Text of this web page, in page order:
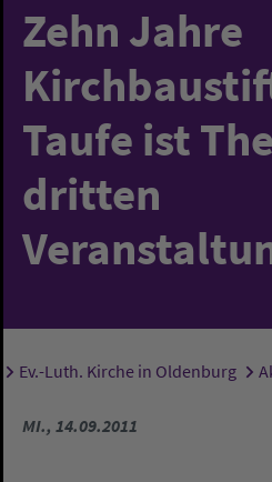
Zehn Jahre
Taufe ist
dritten
Sie sind hier:
Ev.-Luth. Kirche in Oldenburg
MI., 14.09.2011